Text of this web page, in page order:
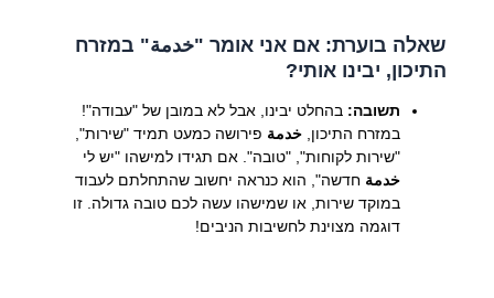
שאלה בוערת: אם אני אומר "خدمة" במזרח
התיכון, יבינו אותי?
תשובה: בהחלט יבינו, אבל לא במובן של "עבודה"!
במזרח התיכון, خدمة פירושה כמעט תמיד "שירות",
"שירות לקוחות", "טובה". אם תגידו למישהו "יש לי
خدمة חדשה", הוא כנראה יחשוב שהתחלתם לעבוד
במוקד שירות, או שמישהו עשה לכם טובה גדולה. זו
דוגמה מצוינת לחשיבות הניבים!